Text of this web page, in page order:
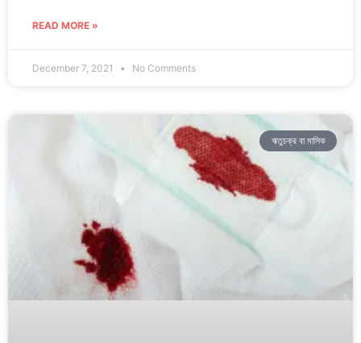
READ MORE »
December 7, 2021 No Comments
ঋতুচক্র বা মাসিক